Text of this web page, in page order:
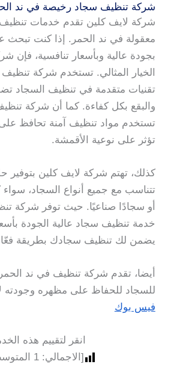
شركة تنظيف سجاد رخيصة في ند
شركة لايف كلين تقدم خدمات تنظيف
معقولة في ند الحمر. إذا كنت
بجودة عالية وبأسعار تنافسية، فإن
الخيار المثالي. تستخدم شركة
تقنيات متقدمة في تنظيف السجاد
والبقع بكل كفاءة. كما أن شركة
تستخدم مواد تنظيف آمنة تحافظ على
تؤثر على نوعية الأقمشة.
كذلك، تهتم شركة لايف كلين
أو سجادًا صناعيًا. حيث توفر شركة
خدمة تنظيف سجاد عالية الجودة
يضمن لك تنظيف سجادك بطريقة
أيضا، تقدم شركة تنظيف في ند
للسجاد للحفاظ على مظهره وجودته
فيس بوك
انقر لتقييم هذه
[الاجمالي:1